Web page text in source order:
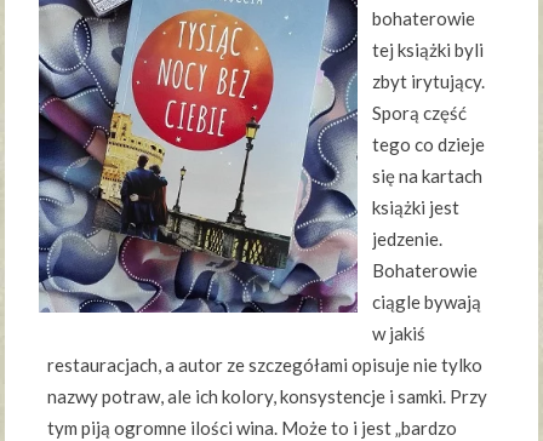
bohaterowie
tej książki byli
zbyt irytujący.
Sporą część
tego co dzieje
się na kartach
książki jest
jedzenie.
Bohaterowie
ciągle bywają
w jakiś
restauracjach, a autor ze szczegółami opisuje nie tylko
nazwy potraw, ale ich kolory, konsystencje i samki. Przy
tym piją ogromne ilości wina. Może to i jest „bardzo